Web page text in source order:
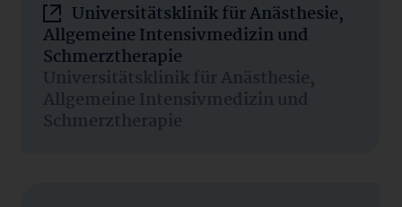
Universitätsklinik für Anästhesie,
Allgemeine Intensivmedizin und
Schmerztherapie
Universitätsklinik für Anästhesie,
Allgemeine Intensivmedizin und
Schmerztherapie